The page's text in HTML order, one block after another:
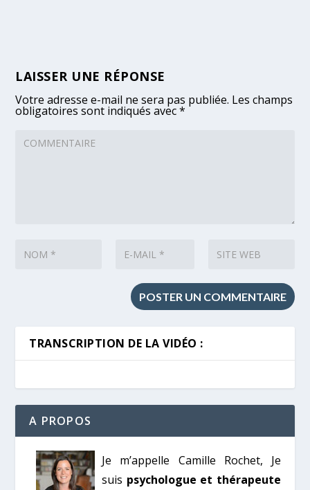
LAISSER UNE RÉPONSE
Votre adresse e-mail ne sera pas publiée. Les champs
obligatoires sont indiqués avec*
TRANSCRIPTION DE LA VIDÉO :
A PROPOS
Je m’appelle Camille Rochet, Je
suis psychologue et thérapeute